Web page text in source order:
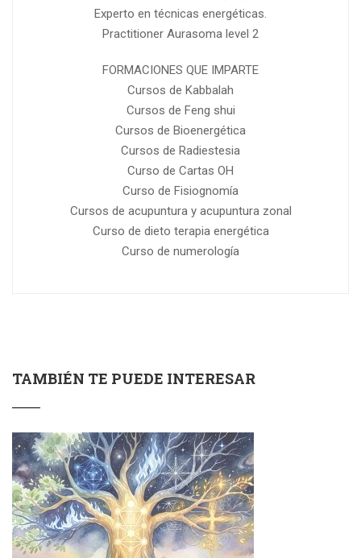
Experto en técnicas energéticas.
Practitioner Aurasoma level 2
FORMACIONES QUE IMPARTE
Cursos de Kabbalah
Cursos de Feng shui
Cursos de Bioenergética
Cursos de Radiestesia
Curso de Cartas OH
Curso de Fisiognomía
Cursos de acupuntura y acupuntura zonal
Curso de dieto terapia energética
Curso de numerología
TAMBIÉN TE PUEDE INTERESAR